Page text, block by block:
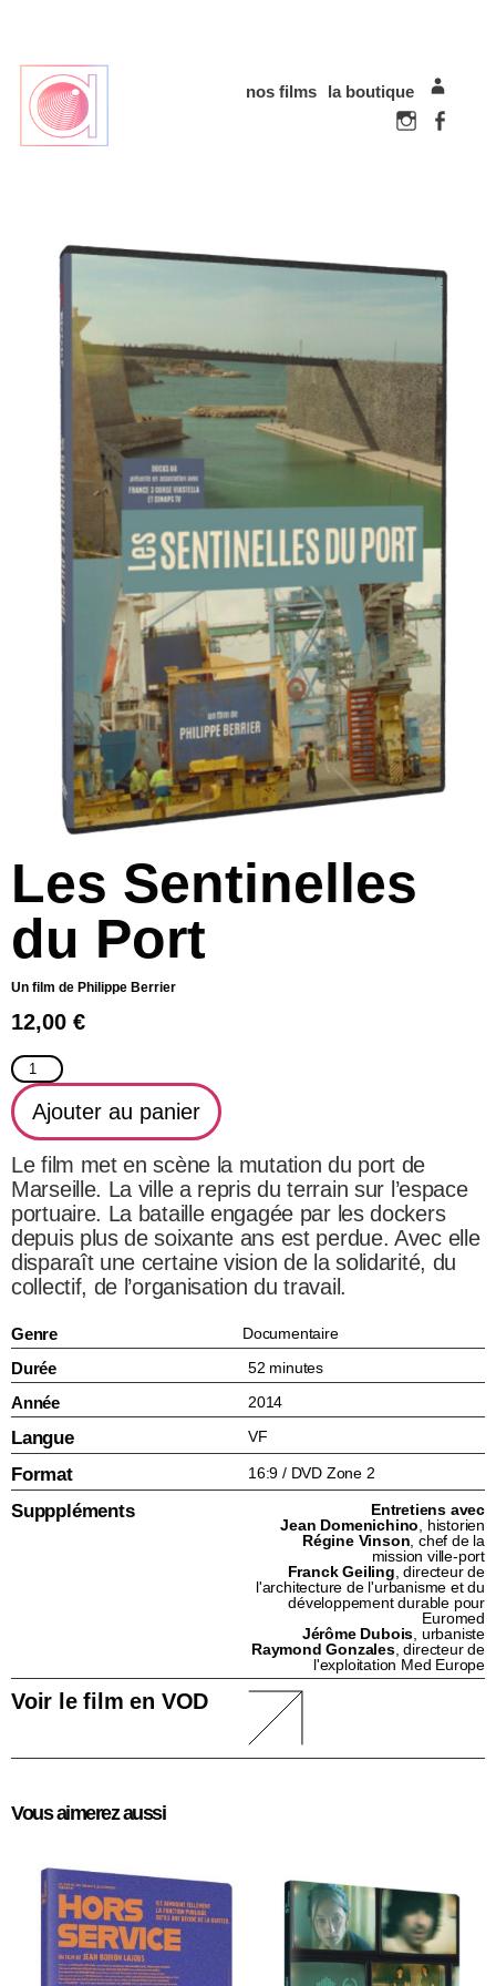
nos films la boutique
mon
Instagram
Les Sentinelles
du Port
Un film de Philippe Berrier
12,00 €
Ajouter au panier
Le film met en scène la mutation du port de
Marseille. La ville a repris du terrain sur l’espace
portuaire. La bataille engagée par les dockers
depuis plus de soixante ans est perdue. Avec elle
disparaît une certaine vision de la solidarité, du
collectif, de l’organisation du travail.
Genre Documentaire
Durée 52 minutes
Année 2014
Langue VF
Format 16:9 / DVD Zone 2
Supppléments
Entretiens avec
Jean Domenichino, historien
Régine Vinson, chef de la
mission ville-port
Franck Geiling, directeur de
l'architecture de l'urbanisme et du
développement durable pour
Euromed
Jérôme Dubois, urbaniste
Raymond Gonzales, directeur de
l'exploitation Med Europe
Voir le film en VOD
Vous aimerez aussi